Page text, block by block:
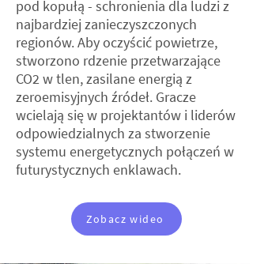
pod kopułą - schronienia dla ludzi z
najbardziej zanieczyszczonych
regionów. Aby oczyścić powietrze,
stworzono rdzenie przetwarzające
CO2 w tlen, zasilane energią z
zeroemisyjnych źródeł. Gracze
wcielają się w projektantów i liderów
odpowiedzialnych za stworzenie
systemu energetycznych połączeń w
futurystycznych enklawach.
Zobacz wideo